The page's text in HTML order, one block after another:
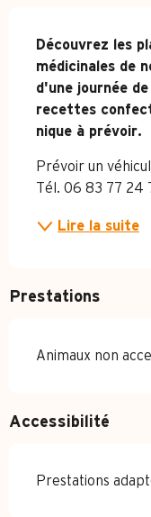
Découvrez les
médicinales de
d'une journée
recettes
nique à prévoir.
Prévoir un
Tél. 06 83 77 24
Lire la suite
Prestations
Animaux non
Accessibilité
Prestations